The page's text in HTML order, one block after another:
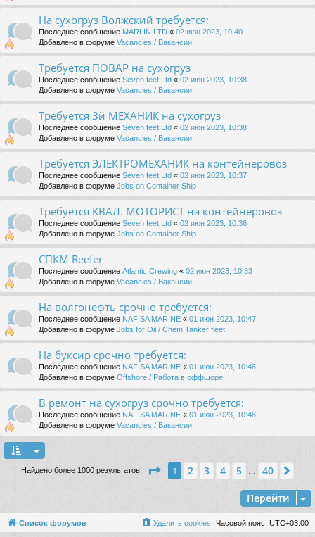
На сухогруз Волжский требуется:
Последнее сообщение MARLIN LTD « 02 июн 2023, 10:40
Добавлено в форуме Vacancies / Вакансии
Требуется ПОВАР на сухогруз
Последнее сообщение Seven feet Ltd « 02 июн 2023, 10:38
Добавлено в форуме Vacancies / Вакансии
Требуется 3й МЕХАНИК на сухогруз
Последнее сообщение Seven feet Ltd « 02 июн 2023, 10:38
Добавлено в форуме Vacancies / Вакансии
Требуется ЭЛЕКТРОМЕХАНИК на контейнеровоз
Последнее сообщение Seven feet Ltd « 02 июн 2023, 10:37
Добавлено в форуме Jobs on Container Ship
Требуется КВАЛ. МОТОРИСТ на контейнеровоз
Последнее сообщение Seven feet Ltd « 02 июн 2023, 10:36
Добавлено в форуме Jobs on Container Ship
СПКМ Reefer
Последнее сообщение Atlantic Crewing « 02 июн 2023, 10:33
Добавлено в форуме Vacancies / Вакансии
На волгонефть срочно требуется:
Последнее сообщение NAFISA MARINE « 01 июн 2023, 10:47
Добавлено в форуме Jobs for Oil / Chem Tanker fleet
На буксир срочно требуется:
Последнее сообщение NAFISA MARINE « 01 июн 2023, 10:46
Добавлено в форуме Offshore / Работа в оффшоре
В ремонт на сухогруз срочно требуется:
Последнее сообщение NAFISA MARINE « 01 июн 2023, 10:46
Добавлено в форуме Vacancies / Вакансии
Найдено более 1000 результатов Страница из 40
1 2 3 4 5 40
Перейти
Список форумов Часовой пояс: UTC+03:00
Удалить cookies